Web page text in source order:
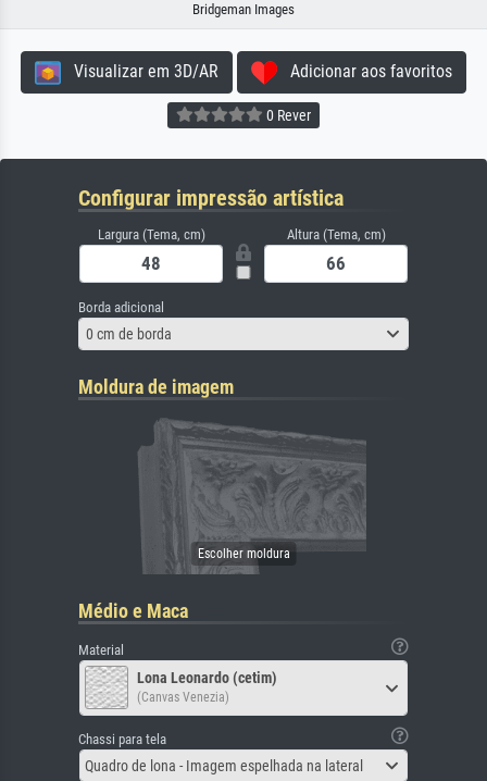
Bridgeman Images
Visualizar em 3D/AR Adicionar aos favoritos
0 Rever
Configurar impressão artística
Largura (Tema, cm) Altura (Tema, cm)
Borda adicional
0 cm de borda
Moldura de imagem
Médio e Maca
Material
Lona Leonardo (cetim)
(Canvas Venezia)
Chassi para tela
Quadro de lona - Imagem espelhada na lateral